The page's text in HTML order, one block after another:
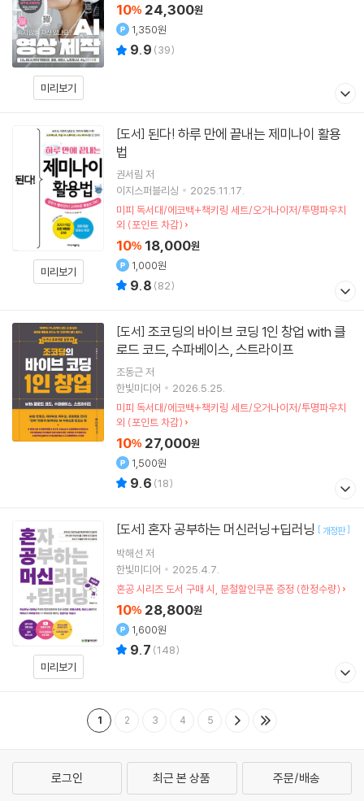
미리보기
10% 24,300원
1,350원
9.9 (39)
미리보기
[도서]
법
권서림 저
이지스퍼블리싱
2025.11.17.
미피 독서대/에코백+책키링 세트/오거나이저/투명파우치
외 (포인트 차감)
10% 18,000원
1,000원
9.8 (82)
[도서]
로드 코드, 수파베이스, 스트라이프
조동근저
한빛미디어
2026.5.25.
미피 독서대/에코백+책키링 세트/오거나이저/투명파우치
외 (포인트 차감)
10% 27,000원
1,500원
9.6 (18)
미리보기
[도서] 혼자 공부하는 머신러닝+딥러닝 [개정판]
박해선 저
한빛미디어
2025.4.7.
혼공 시리즈 도서 구매 시, 분철할인쿠폰 증정 (한정수량)
10% 28,800원
1,600원
9.7 (148)
1 2 3 4 5
로그인 최근 본 상품 주문/배송